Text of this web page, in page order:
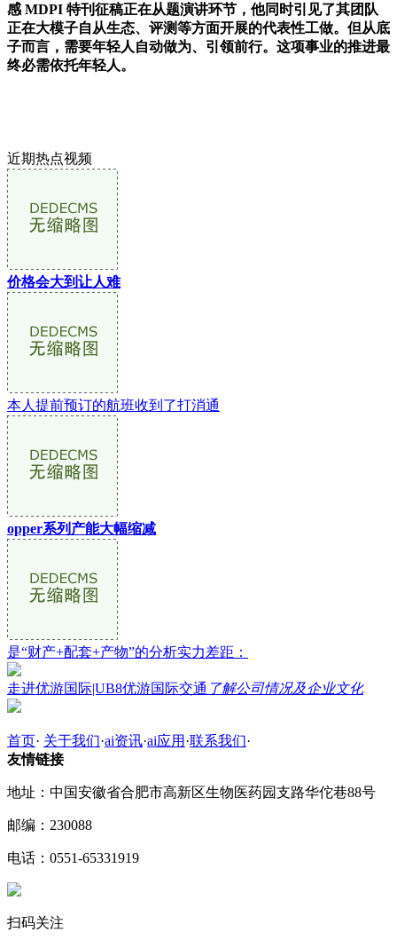
感 MDPI 特刊征稿正在从题演讲环节，他同时引见了其团队
正在大模子自从生态、评测等方面开展的代表性工做。但从底
子而言，需要年轻人自动做为、引领前行。这项事业的推进最
终必需依托年轻人。
近期热点视频
价格会大到让人难
本人提前预订的航班收到了打消通
opper系列产能大幅缩减
是“财产+配套+产物”的分析实力差距：
走进优游国际|UB8优游国际交通 了解公司情况及企业文化
首页· 关于我们·ai资讯·ai应用 ·联系我们·
友情链接
地址：中国安徽省合肥市高新区生物医药园支路华佗巷88号
邮编：230088
电话：0551-65331919
扫码关注